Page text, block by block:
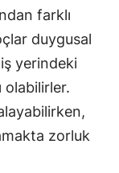
farklı
duygusal
yerindeki
olabilirler.
zorluk